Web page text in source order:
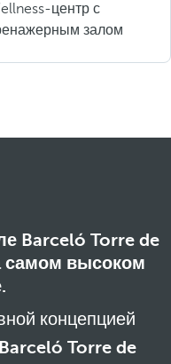
центр с
залом
Barceló Torre de
самом высоком
концепцией
Barceló Torre de